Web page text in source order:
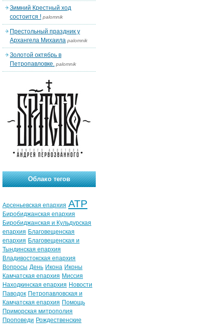
Зимний Крестный ход
состоится ! palomnik
Престольный праздник у
Архангела Михаила palomnik
Золотой октябрь в
Петропавловке. palomnik
Облако тегов
Арсеньевская епархия АТР
Биробиджанская епархия
Биробиджанская и Кульдурская
епархия Благовещенская
епархия Благовещенская и
Тындинская епархия
Владивостокская епархия
Вопросы День Икона Иконы
Камчатская епархия Миссия
Находкинская епархия Новости
Паводок Петропавловская и
Камчатская епархия Помощь
Приморская митрополия
Проповеди Рождественские